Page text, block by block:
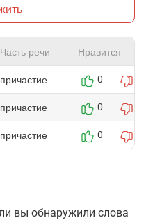
Часть речи Нравится
причастие 0
причастие 0
причастие 0
вы обнаружили слова